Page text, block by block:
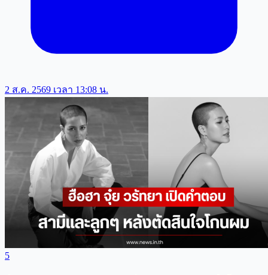
2 ส.ค. 2569 เวลา 13:08 น.
5